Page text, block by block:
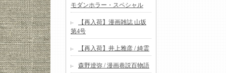
モダンホラー・スペシャル
【再入荷】漫画雑誌 山坂
第4号
【再入荷】井上雅彦 / 綺霊
森野逹弥 / 漫画巷説百物語